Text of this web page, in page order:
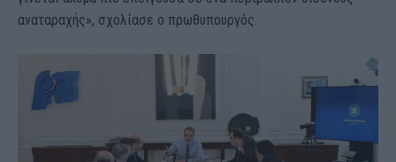
αναταραχής», σχολίασε ο πρωθυπουργός.